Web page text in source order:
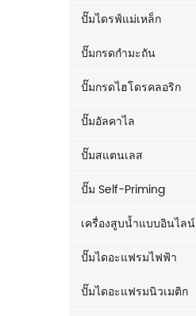
ปั๊มไดรฟ์แม่เหล็ก
ปั๊มกรดกำมะถัน
ปั๊มกรดไฮโดรคลอริก
ปั๊มอัลคาไล
ปั๊มสแตนเลส
ปั๊ม Self-Priming
เครื่องสูบน้ำแบบอินไลน์
ปั๊มไดอะแฟรมไฟฟ้า
ปั๊มไดอะแฟรมนิวเมติก